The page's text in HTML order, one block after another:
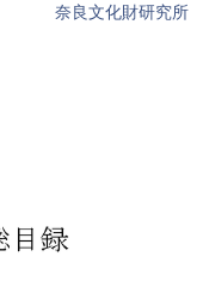
奈良文化財研究所